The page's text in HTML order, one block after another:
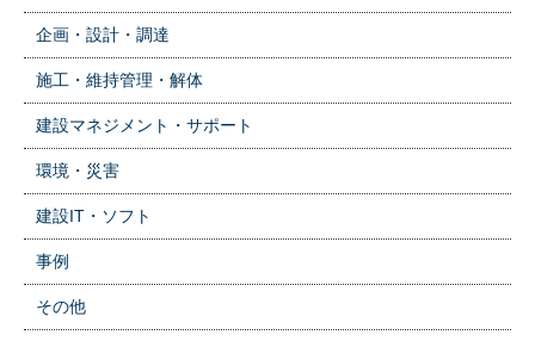
企画・設計・調達
施工・維持管理・解体
建設マネジメント・サポート
環境・災害
建設IT・ソフト
事例
その他